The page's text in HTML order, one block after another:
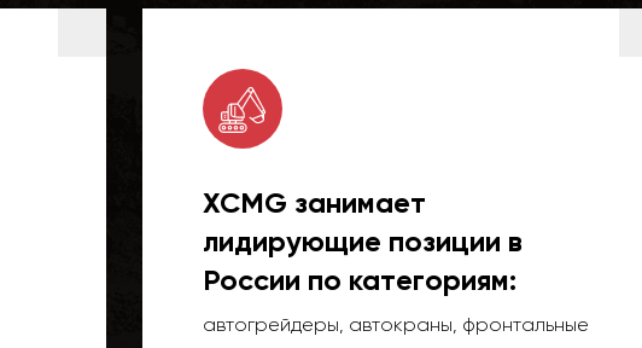
XCMG занимает
лидирующие позиции в
России по категориям:
автогрейдеры, автокраны, фронтальные